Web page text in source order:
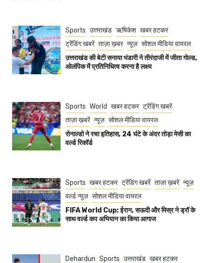
Sports उत्तराखंड ऋषिकेश खबर हटकर
ट्रेंडिंग खबरें ताज़ा ख़बर न्यूज़ सोशल मीडिया वायरल
उत्तराखंड की बेटी सनाया भंडारी ने तीरंदाजी में जीता गोल्ड,
ओलंपिक में प्रतिनिधित्व करना है लक्ष्य
Sports World खबर हटकर ट्रेंडिंग खबरें
ताज़ा ख़बरें न्यूज़ सोशल मीडिया वायरल
रोनाल्डो ने रचा इतिहास, 24 घंटे के अंदर तोड़ा मेसी का
वर्ल्ड रिकॉर्ड
Sports खबर हटकर ट्रेंडिंग खबरें ताज़ा ख़बरें न्यूज़
वर्ल्ड न्यूज़ सोशल मीडिया वायरल
FIFA World Cup: ईरान, सऊदी और मिस्र ने ड्रॉ के
साथ वर्ल्ड कप अभियान का किया आगाज
Dehardun Sports उत्तराखंड खबर हटकर